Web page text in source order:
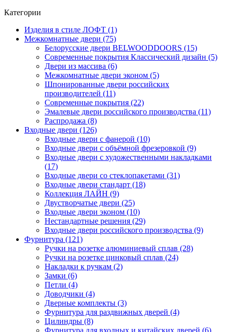
Категории
Изделия в стиле ЛОФТ (1)
Межкомнатные двери (75)
Белорусские двери BELWOODDOORS (15)
Современные покрытия Классический дизайн (5)
Двери из массива (6)
Межкомнатные двери эконом (5)
Шпонированные двери российских
производителей (11)
Современные покрытия (22)
Эмалевые двери российского производства (11)
Распродажа (8)
Входные двери (126)
Входные двери с фанерой (10)
Входные двери с объёмной фрезеровкой (9)
Входные двери с художественными накладками
(17)
Входные двери со стеклопакетами (31)
Входные двери стандарт (18)
Коллекция ЛАЙН (9)
Двустворчатые двери (25)
Входные двери эконом (10)
Нестандартные решения (29)
Входные двери российского производства (9)
Фурнитура (121)
Ручки на розетке алюминиевый сплав (28)
Ручки на розетке цинковый сплав (24)
Накладки к ручкам (2)
Замки (6)
Петли (4)
Доводчики (4)
Дверные комплекты (3)
Фурнитура для раздвижных дверей (4)
Цилиндры (8)
Фурнитура для входных и китайских дверей (6)